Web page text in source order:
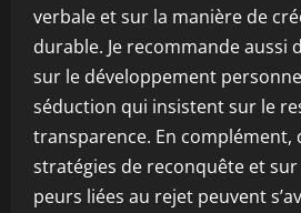
verbale et sur la manière de
durable. Je recommande aussi
sur le développement
séduction qui insistent sur le
transparence. En complément,
stratégies de reconquête et
peurs liées au rejet peuvent